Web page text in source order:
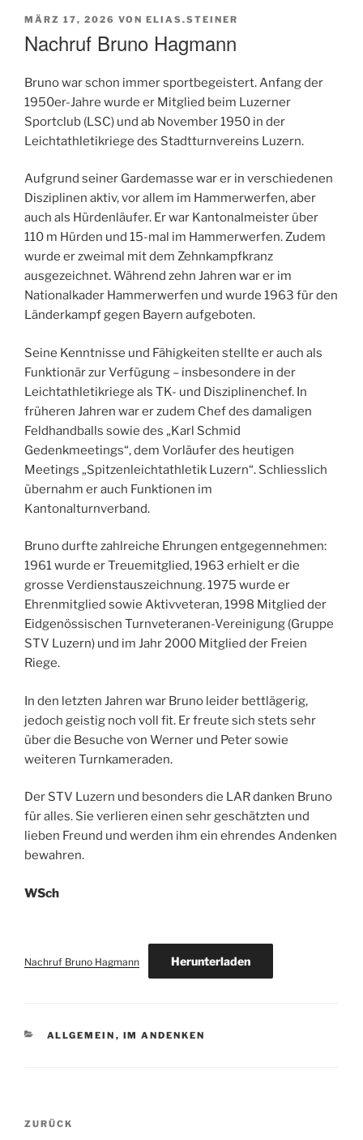
VERÖFFENTLICHT
MÄRZ 17, 2026 VON ELIAS.STEINER
Nachruf Bruno Hagmann
Bruno war schon immer sportbegeistert. Anfang der
1950er-Jahre wurde er Mitglied beim Luzerner
Sportclub (LSC) und ab November 1950 in der
Leichtathletikriege des Stadtturnvereins Luzern.
Aufgrund seiner Gardemasse war er in verschiedenen
Disziplinen aktiv, vor allem im Hammerwerfen, aber
auch als Hürdenläufer. Er war Kantonalmeister über
110 m Hürden und 15-mal im Hammerwerfen. Zudem
wurde er zweimal mit dem Zehnkampfkranz
ausgezeichnet. Während zehn Jahren war er im
Nationalkader Hammerwerfen und wurde 1963 für den
Länderkampf gegen Bayern aufgeboten.
Seine Kenntnisse und Fähigkeiten stellte er auch als
Funktionär zur Verfügung – insbesondere in der
Leichtathletikriege als TK- und Disziplinenchef. In
früheren Jahren war er zudem Chef des damaligen
Feldhandballs sowie des „Karl Schmid
Gedenkmeetings“, dem Vorläufer des heutigen
Meetings „Spitzenleichtathletik Luzern“. Schliesslich
übernahm er auch Funktionen im
Kantonalturnverband.
Bruno durfte zahlreiche Ehrungen entgegennehmen:
1961 wurde er Treuemitglied, 1963 erhielt er die
grosse Verdienstauszeichnung. 1975 wurde er
Ehrenmitglied sowie Aktivveteran, 1998 Mitglied der
Eidgenössischen Turnveteranen-Vereinigung (Gruppe
STV Luzern) und im Jahr 2000 Mitglied der Freien
Riege.
In den letzten Jahren war Bruno leider bettlägerig,
jedoch geistig noch voll fit. Er freute sich stets sehr
über die Besuche von Werner und Peter sowie
weiteren Turnkameraden.
Der STV Luzern und besonders die LAR danken Bruno
für alles. Sie verlieren einen sehr geschätzten und
lieben Freund und werden ihm ein ehrendes Andenken
bewahren.
WSch
Nachruf Bruno Hagmann Herunterladen
KATEGORIEN
ALLGEMEIN , IM ANDENKEN
Beitragsnavigation
Vorheriger
ZURÜCK